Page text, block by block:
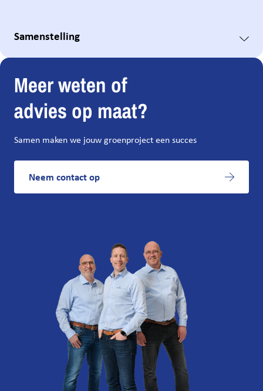
Samenstelling
Meer weten of
advies op maat?
Samen maken we jouw groenproject een succes
Neem contact op